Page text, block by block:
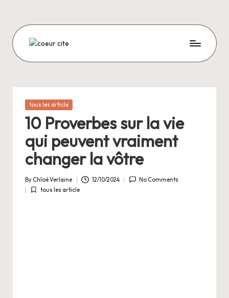
content
C
E
U
R
C
I
T
E
Posted
tous les article
10 Proverbes sur la vie
qui peuvent vraiment
changer la vôtre
Posted
by
By Chloé Verlaine 12/10/2024 No Comments
Posted
tous les article